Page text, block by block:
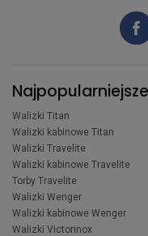
Walizki Titan
Walizki kabinowe Titan
Walizki Travelite
Walizki kabinowe Travelite
Torby Travelite
Walizki Wenger
Walizki kabinowe Wenger
Walizki Victorinox